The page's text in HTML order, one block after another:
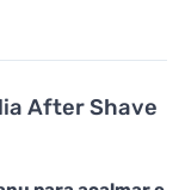
After Shave